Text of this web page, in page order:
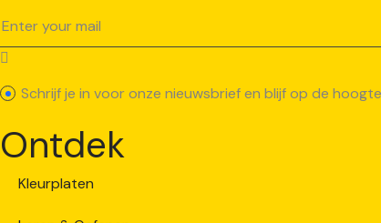
Schrijf je in voor onze nieuwsbrief en blijf op de
Ontdek
Kleurplaten